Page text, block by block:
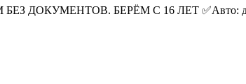
ДОКУМЕНТОВ. БЕРЁМ С 16 ЛЕТ ✅Авто: до